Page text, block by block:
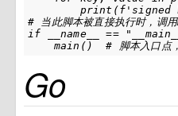
print(f'signed
# 当此脚本被直接执行时，调
if __name__ ==
main()  # 脚本入口点
Go